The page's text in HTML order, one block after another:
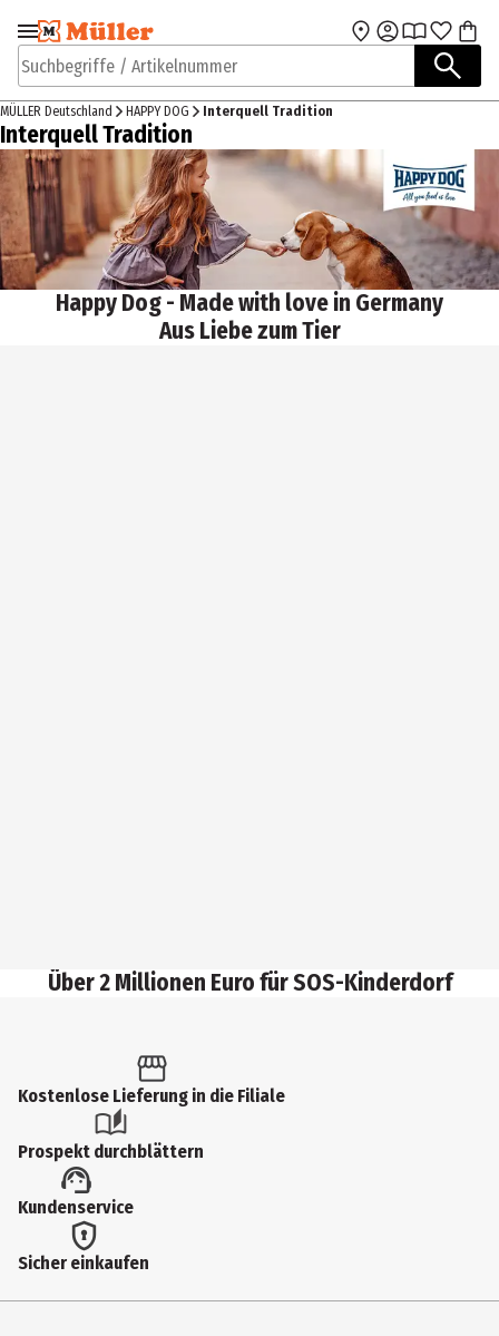
Zur Navigation
springen
Zum Hauptinhalt
Suchbegriffe / Artikelnummer
MÜLLER Deutschland HAPPY DOG Interquell Tradition
Interquell Tradition
Happy Dog - Made with love in Germany
Aus Liebe zum Tier
Über 2 Millionen Euro für SOS-Kinderdorf
Kostenlose Lieferung in die Filiale
Prospekt durchblättern
Kundenservice
Sicher einkaufen